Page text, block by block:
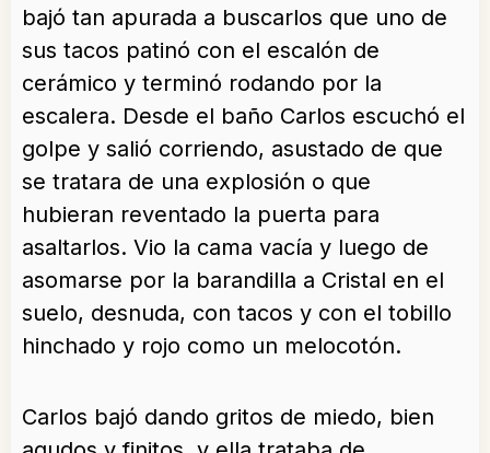
bajó tan apurada a buscarlos que uno de
sus tacos patinó con el escalón de
cerámico y terminó rodando por la
escalera. Desde el baño Carlos escuchó el
golpe y salió corriendo, asustado de que
se tratara de una explosión o que
hubieran reventado la puerta para
asaltarlos. Vio la cama vacía y luego de
asomarse por la barandilla a Cristal en el
suelo, desnuda, con tacos y con el tobillo
hinchado y rojo como un melocotón.
Carlos bajó dando gritos de miedo, bien